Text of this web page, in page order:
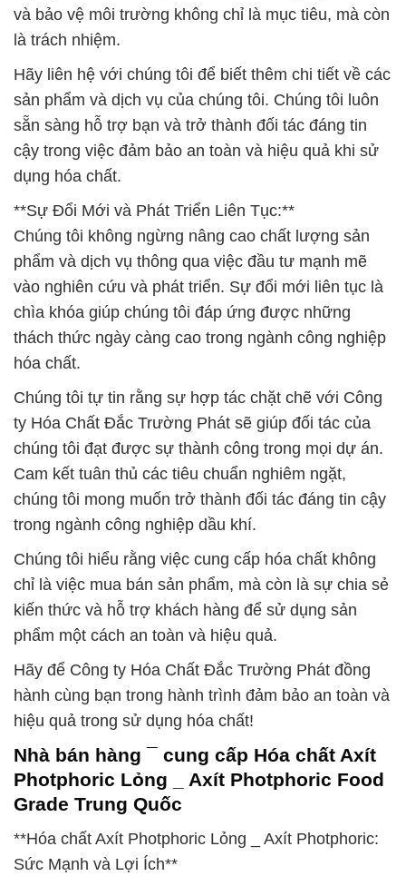
và bảo vệ môi trường không chỉ là mục tiêu, mà còn
là trách nhiệm.
Hãy liên hệ với chúng tôi để biết thêm chi tiết về các
sản phẩm và dịch vụ của chúng tôi. Chúng tôi luôn
sẵn sàng hỗ trợ bạn và trở thành đối tác đáng tin
cậy trong việc đảm bảo an toàn và hiệu quả khi sử
dụng hóa chất.
**Sự Đổi Mới và Phát Triển Liên Tục:**
Chúng tôi không ngừng nâng cao chất lượng sản
phẩm và dịch vụ thông qua việc đầu tư mạnh mẽ
vào nghiên cứu và phát triển. Sự đổi mới liên tục là
chìa khóa giúp chúng tôi đáp ứng được những
thách thức ngày càng cao trong ngành công nghiệp
hóa chất.
Chúng tôi tự tin rằng sự hợp tác chặt chẽ với Công
ty Hóa Chất Đắc Trường Phát sẽ giúp đối tác của
chúng tôi đạt được sự thành công trong mọi dự án.
Cam kết tuân thủ các tiêu chuẩn nghiêm ngặt,
chúng tôi mong muốn trở thành đối tác đáng tin cậy
trong ngành công nghiệp dầu khí.
Chúng tôi hiểu rằng việc cung cấp hóa chất không
chỉ là việc mua bán sản phẩm, mà còn là sự chia sẻ
kiến thức và hỗ trợ khách hàng để sử dụng sản
phẩm một cách an toàn và hiệu quả.
Hãy để Công ty Hóa Chất Đắc Trường Phát đồng
hành cùng bạn trong hành trình đảm bảo an toàn và
hiệu quả trong sử dụng hóa chất!
Nhà bán hàng ¯ cung cấp Hóa chất Axít
Photphoric Lỏng _ Axít Photphoric Food
Grade Trung Quốc
**Hóa chất Axít Photphoric Lỏng _ Axít Photphoric:
Sức Mạnh và Lợi Ích**